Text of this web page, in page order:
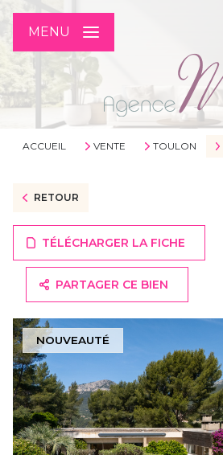
MENU
ACCUEIL VENTE TOULON
RETOUR
TÉLÉCHARGER LA FICHE
PARTAGER CE BIEN
NOUVEAUTÉ